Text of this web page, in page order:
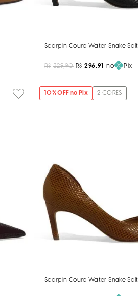
Scarpin Couro Water Snake
R$ 329,90 R$ 296,91 no Pix
Chocolate
10% OFF no Pix 2 CORES
Scarpin Couro Water Snake